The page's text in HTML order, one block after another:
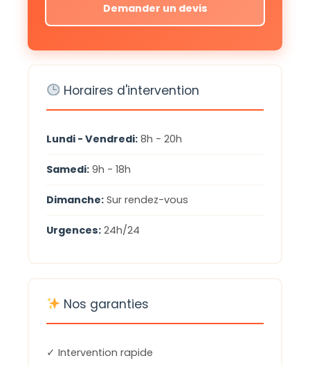
Demander un devis
Horaires d'intervention
Lundi - Vendredi: 8h - 20h
Samedi: 9h - 18h
Dimanche: Sur rendez-vous
Urgences: 24h/24
Nos garanties
✓ Intervention rapide